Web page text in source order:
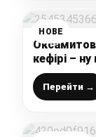
НОВЕ
кефірі –
рецептом
Полтави,
Перейти →